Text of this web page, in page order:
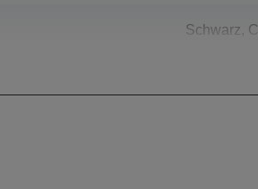
Schwarz,